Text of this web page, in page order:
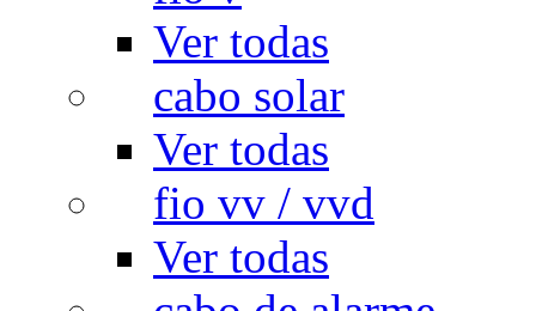
Ver todas
cabo solar
Ver todas
fio vv / vvd
Ver todas